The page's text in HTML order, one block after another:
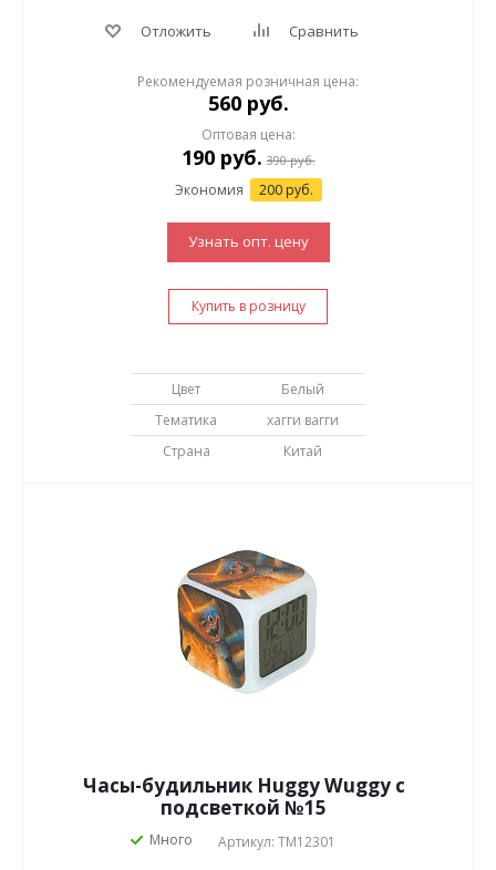
Отложить Сравнить
Рекомендуемая розничная цена:
560 руб.
Оптовая цена:
190руб. 390руб.
Экономия 200 руб.
Узнать опт. цену
Купить в розницу
Цвет
Белый
Тематика
хагги вагги
Страна
Китай
Часы-будильник Huggy Wuggy с
подсветкой №15
Много Артикул: TM12301